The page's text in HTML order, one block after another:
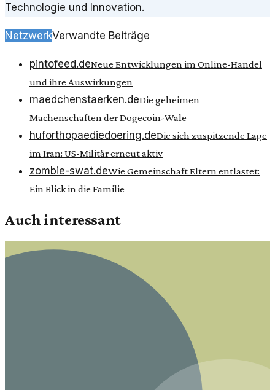
Technologie und Innovation.
NetzwerkVerwandte Beiträge
pintofeed.deNeue Entwicklungen im Online-Handel
und ihre Auswirkungen
maedchenstaerken.deDie geheimen
Machenschaften der Dogecoin-Wale
huforthopaediedoering.deDie sich zuspitzende Lage
im Iran: US-Militär erneut aktiv
zombie-swat.deWie Gemeinschaft Eltern entlastet:
Ein Blick in die Familie
Auch interessant